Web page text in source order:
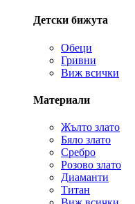
Детски бижута
Обеци
Гривни
Виж всички
Материали
Жълто злато
Бяло злато
Сребро
Розово злато
Диаманти
Титан